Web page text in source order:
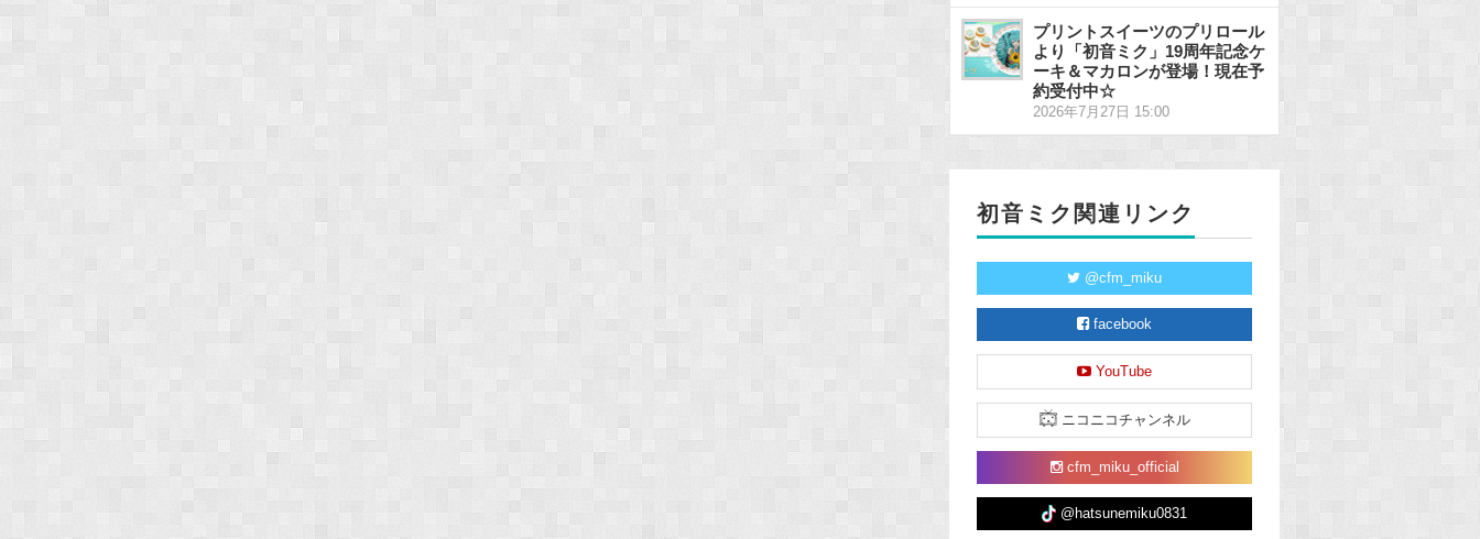
プリントスイーツのプリロール
より「初音ミク」19周年記念ケ
ーキ＆マカロンが登場！現在予
約受付中☆
2026年7月27日 15:00
初音ミク関連リンク
@cfm_miku
facebook
YouTube
ニコニコチャンネル
cfm_miku_official
@hatsunemiku0831